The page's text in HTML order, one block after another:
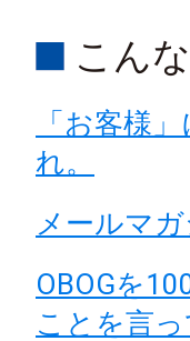
こん
「お客様
れ。
メールマガ
OBOGを
ことを言っ